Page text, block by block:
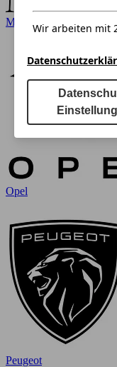
Mercedes-Benz
Opel
Peugeot
Wir arbeiten mit